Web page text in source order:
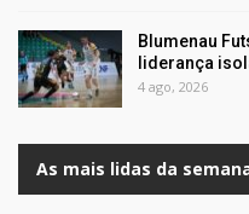
Blumenau
liderança
4 ago, 2026
As mais lidas da